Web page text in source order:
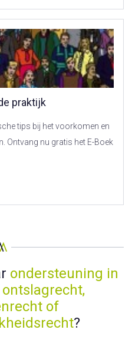
praktijk
tips bij het voorkomen en
Ontvang nu gratis het E-Boek
ondersteuning in
of
?